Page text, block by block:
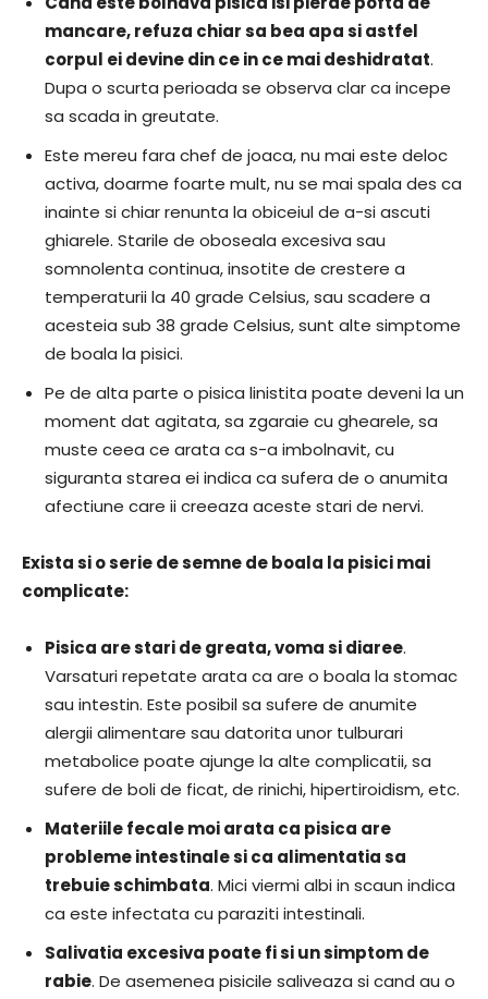
mancare, refuza chiar sa bea apa si astfel
corpul ei devine din ce in ce mai deshidratat.
Dupa o scurta perioada se observa clar ca incepe
sa scada in greutate.
Este mereu fara chef de joaca, nu mai este deloc
activa, doarme foarte mult, nu se mai spala des ca
inainte si chiar renunta la obiceiul de a-si ascuti
ghiarele. Starile de oboseala excesiva sau
somnolenta continua, insotite de crestere a
temperaturii la 40 grade Celsius, sau scadere a
acesteia sub 38 grade Celsius, sunt alte simptome
de boala la pisici.
Pe de alta parte o pisica linistita poate deveni la un
moment dat agitata, sa zgaraie cu ghearele, sa
muste ceea ce arata ca s-a imbolnavit, cu
siguranta starea ei indica ca sufera de o anumita
afectiune care ii creeaza aceste stari de nervi.
Exista si o serie de semne de boala la pisici mai
complicate:
Pisica are stari de greata, voma si diaree.
Varsaturi repetate arata ca are o boala la stomac
sau intestin. Este posibil sa sufere de anumite
alergii alimentare sau datorita unor tulburari
metabolice poate ajunge la alte complicatii, sa
sufere de boli de ficat, de rinichi, hipertiroidism, etc.
Materiile fecale moi arata ca pisica are
probleme intestinale si ca alimentatia sa
trebuie schimbata. Mici viermi albi in scaun indica
ca este infectata cu paraziti intestinali.
Salivatia excesiva poate fi si un simptom de
rabie. De asemenea pisicile saliveaza si cand au o